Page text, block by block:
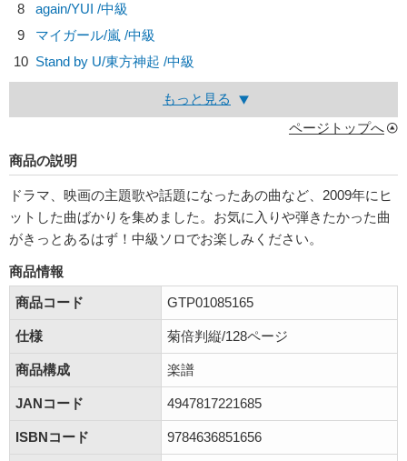
8
again/YUI /中級
9
マイガール/嵐 /中級
10 Stand by U/東方神起 /中級
もっと見る
ページトップへ
商品の説明
ドラマ、映画の主題歌や話題になったあの曲など、2009年にヒ
ットした曲ばかりを集めました。お気に入りや弾きたかった曲
がきっとあるはず！中級ソロでお楽しみください。
商品情報
商品コード
GTP01085165
仕様 菊倍判縦/128ページ
商品構成 楽譜
JANコード 4947817221685
ISBNコード 9784636851656